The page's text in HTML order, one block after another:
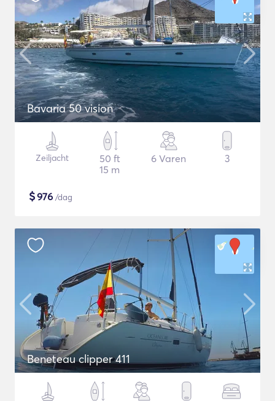
Bavaria 50 vision
Zeiljacht
50 ft
15 m
6 Varen 3
$976 /dag
Beneteau clipper 411